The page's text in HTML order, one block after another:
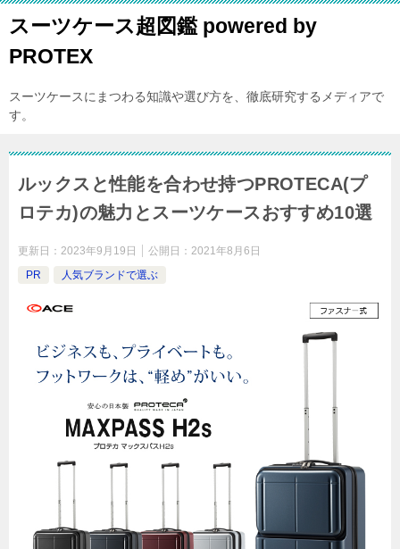
スーツケース超図鑑 powered by
PROTEX
スーツケースにまつわる知識や選び方を、徹底研究するメディアで
す。
ルックスと性能を合わせ持つPROTECA(プ
ロテカ)の魅力とスーツケースおすすめ10選
更新日： 2023年9月19日 公開日： 2021年8月6日
PR
人気ブランドで選ぶ